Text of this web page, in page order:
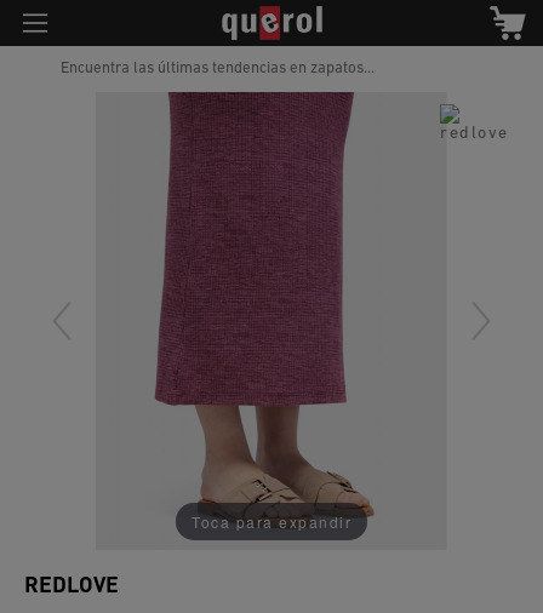
Encuentra las últimas tendencias en zapatos...
Toca para expandir
REDLOVE